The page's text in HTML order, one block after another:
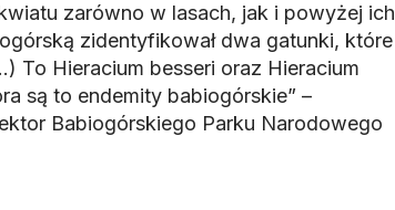
zarówno w lasach, jak i powyżej ich
zidentyfikował dwa gatunki, które
To Hieracium besseri oraz Hieracium
są to endemity babiogórskie” –
Babiogórskiego Parku Narodowego